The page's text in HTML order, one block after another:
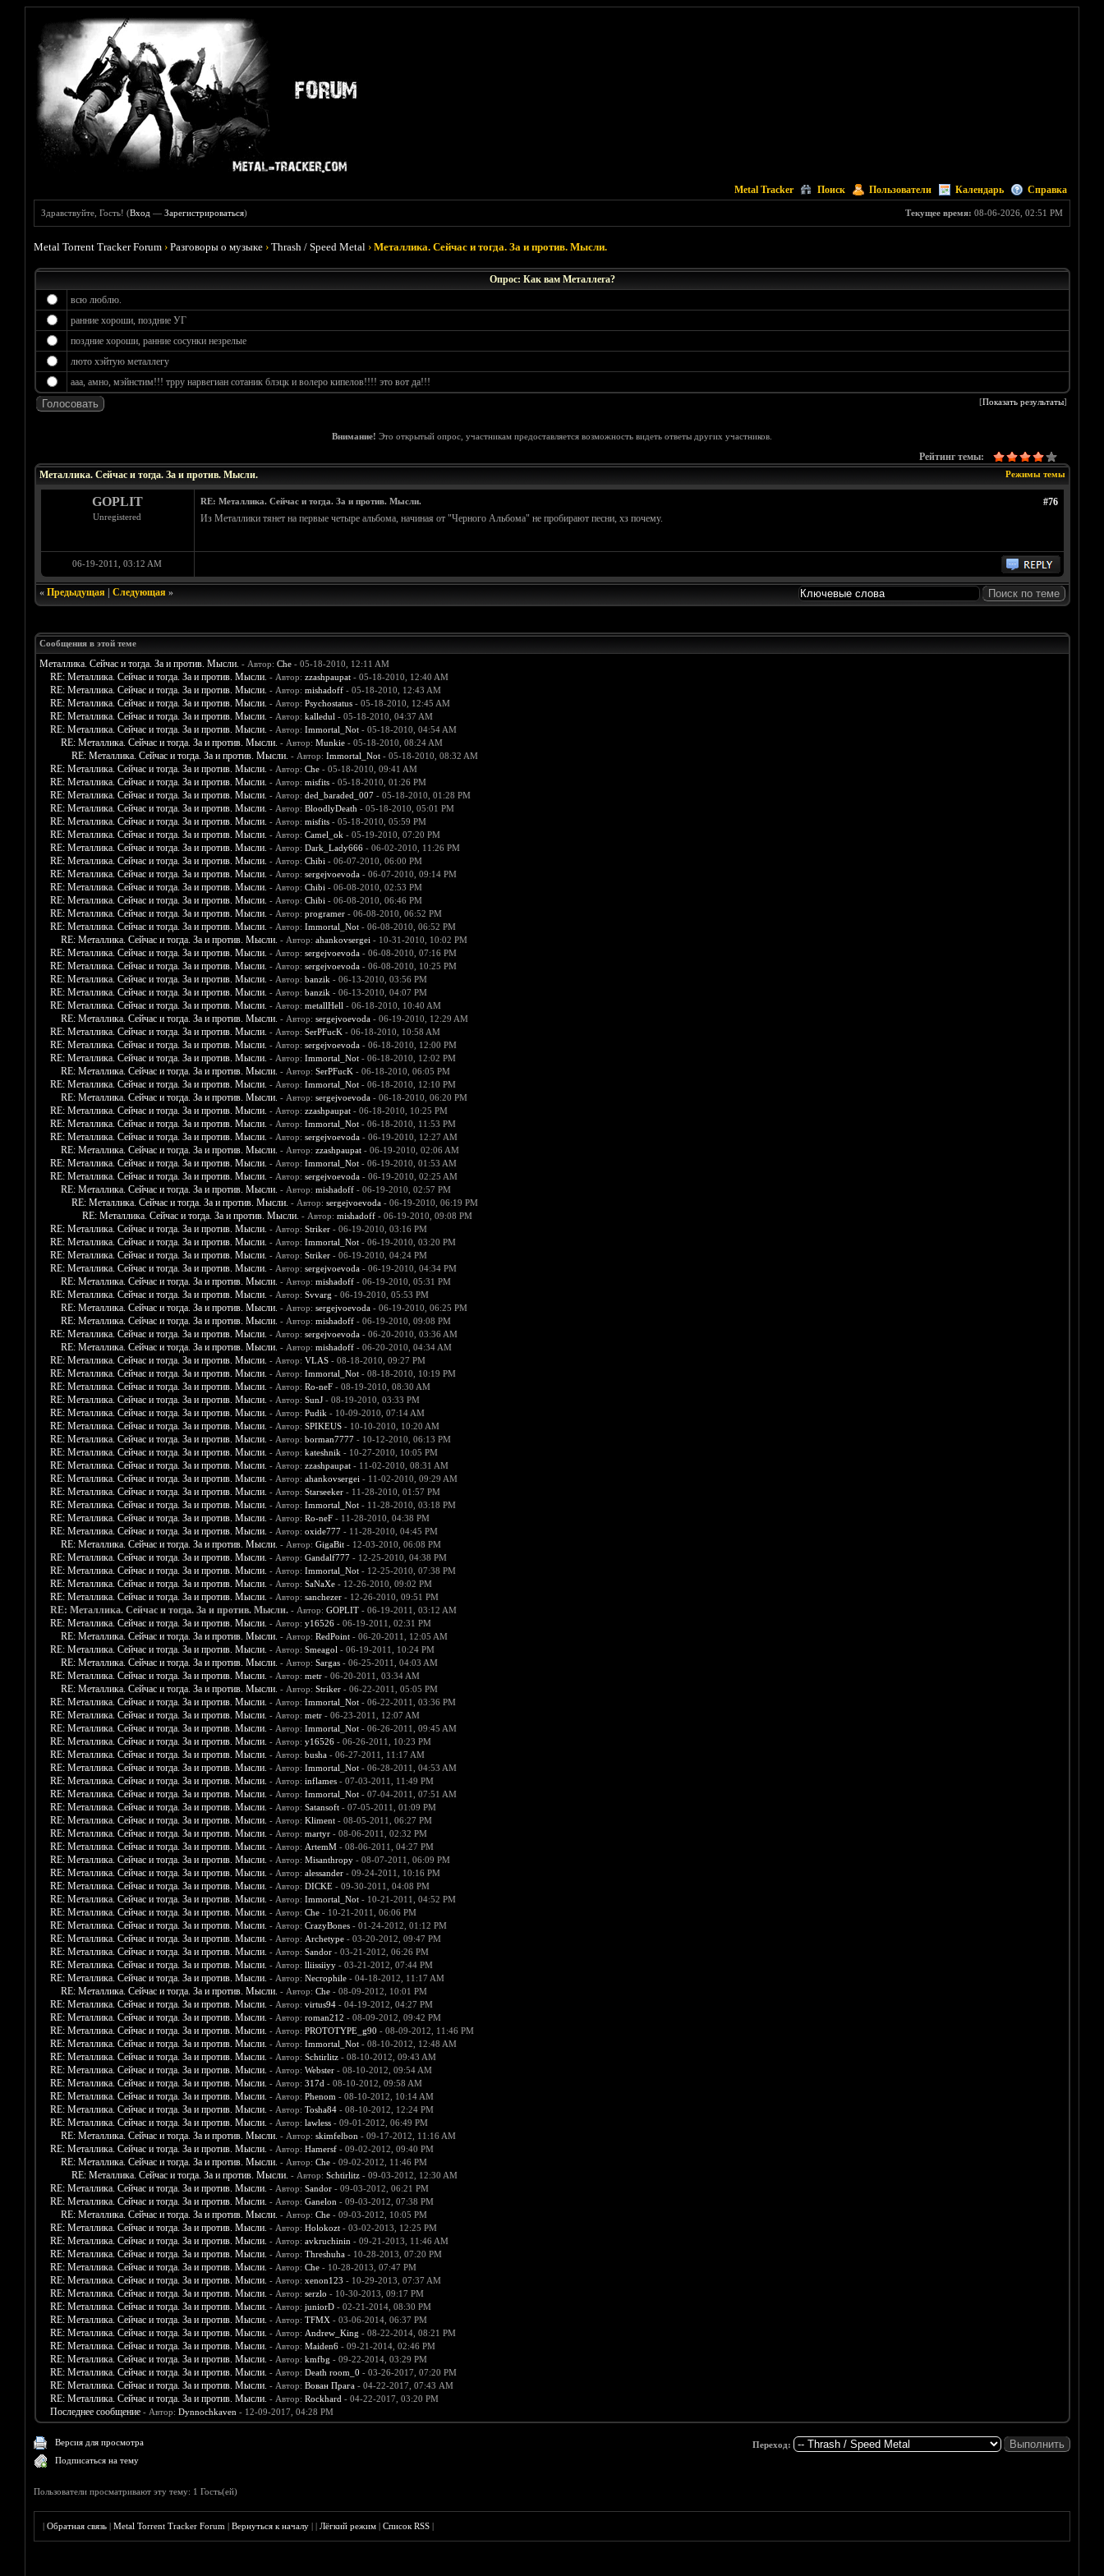
Metal Tracker Поиск Пользователи Календарь Справка
Текущее время: 08-06-2026, 02:51 PM
Здравствуйте, Гость! (Вход —Зарегистрироваться)
Metal Torrent Tracker Forum ›Разговоры о музыке ›Thrash / Speed Metal ›Металлика. Сейчас и тогда. За и против. Мысли.
Опрос: Как вам Металлега?
всю люблю.
ранние хороши, поздние УГ
поздние хороши, ранние сосунки незрелые
люто хэйтую металлегу
ааа, амно, мэйнстим!!! трру нарвегиан сотаник блэцк и волеро кипелов!!!! это вот да!!!
[Показать результаты]
Внимание! Это открытый опрос, участникам предоставляется возможность видеть ответы других участников.
Рейтинг темы:
Режимы темы
Металлика. Сейчас и тогда. За и против. Мысли.
GOPLIT
Unregistered
#76
RE: Металлика. Сейчас и тогда. За и против. Мысли.
Из Металлики тянет на первые четыре альбома, начиная от "Черного Альбома" не пробирают песни, хз почему.
06-19-2011, 03:12 AM
« Предыдущая| Следующая»
Сообщения в этой теме
Металлика. Сейчас и тогда. За и против. Мысли. - Автор: Che- 05-18-2010, 12:11 AM
RE: Металлика. Сейчас и тогда. За и против. Мысли. - Автор: zzashpaupat- 05-18-2010, 12:40 AM
RE: Металлика. Сейчас и тогда. За и против. Мысли. - Автор: mishadoff- 05-18-2010, 12:43 AM
RE: Металлика. Сейчас и тогда. За и против. Мысли. - Автор: Psychostatus- 05-18-2010, 12:45 AM
RE: Металлика. Сейчас и тогда. За и против. Мысли. - Автор: kalledul - 05-18-2010, 04:37 AM
RE: Металлика. Сейчас и тогда. За и против. Мысли. - Автор: Immortal_Not- 05-18-2010, 04:54 AM
RE: Металлика. Сейчас и тогда. За и против. Мысли. - Автор: Munkie- 05-18-2010, 08:24 AM
RE: Металлика. Сейчас и тогда. За и против. Мысли. - Автор: Immortal_Not- 05-18-2010, 08:32 AM
RE: Металлика. Сейчас и тогда. За и против. Мысли. - Автор: Che- 05-18-2010, 09:41 AM
RE: Металлика. Сейчас и тогда. За и против. Мысли. - Автор: misfits- 05-18-2010, 01:26 PM
RE: Металлика. Сейчас и тогда. За и против. Мысли. - Автор: ded_baraded_007- 05-18-2010, 01:28 PM
RE: Металлика. Сейчас и тогда. За и против. Мысли. - Автор: BloodlyDeath - 05-18-2010, 05:01 PM
RE: Металлика. Сейчас и тогда. За и против. Мысли. - Автор: misfits- 05-18-2010, 05:59 PM
RE: Металлика. Сейчас и тогда. За и против. Мысли. - Автор: Camel_ok - 05-19-2010, 07:20 PM
RE: Металлика. Сейчас и тогда. За и против. Мысли. - Автор: Dark_Lady666- 06-02-2010, 11:26 PM
RE: Металлика. Сейчас и тогда. За и против. Мысли. - Автор: Chibi - 06-07-2010, 06:00 PM
RE: Металлика. Сейчас и тогда. За и против. Мысли. - Автор: sergejvoevoda- 06-07-2010, 09:14 PM
RE: Металлика. Сейчас и тогда. За и против. Мысли. - Автор: Chibi - 06-08-2010, 02:53 PM
RE: Металлика. Сейчас и тогда. За и против. Мысли. - Автор: Chibi - 06-08-2010, 06:46 PM
RE: Металлика. Сейчас и тогда. За и против. Мысли. - Автор: programer- 06-08-2010, 06:52 PM
RE: Металлика. Сейчас и тогда. За и против. Мысли. - Автор: Immortal_Not- 06-08-2010, 06:52 PM
RE: Металлика. Сейчас и тогда. За и против. Мысли. - Автор: ahankovsergei - 10-31-2010, 10:02 PM
RE: Металлика. Сейчас и тогда. За и против. Мысли. - Автор: sergejvoevoda- 06-08-2010, 07:16 PM
RE: Металлика. Сейчас и тогда. За и против. Мысли. - Автор: sergejvoevoda- 06-08-2010, 10:25 PM
RE: Металлика. Сейчас и тогда. За и против. Мысли. - Автор: banzik - 06-13-2010, 03:56 PM
RE: Металлика. Сейчас и тогда. За и против. Мысли. - Автор: banzik - 06-13-2010, 04:07 PM
RE: Металлика. Сейчас и тогда. За и против. Мысли. - Автор: metallHell - 06-18-2010, 10:40 AM
RE: Металлика. Сейчас и тогда. За и против. Мысли. - Автор: sergejvoevoda- 06-19-2010, 12:29 AM
RE: Металлика. Сейчас и тогда. За и против. Мысли. - Автор: SerPFucK- 06-18-2010, 10:58 AM
RE: Металлика. Сейчас и тогда. За и против. Мысли. - Автор: sergejvoevoda- 06-18-2010, 12:00 PM
RE: Металлика. Сейчас и тогда. За и против. Мысли. - Автор: Immortal_Not- 06-18-2010, 12:02 PM
RE: Металлика. Сейчас и тогда. За и против. Мысли. - Автор: SerPFucK- 06-18-2010, 06:05 PM
RE: Металлика. Сейчас и тогда. За и против. Мысли. - Автор: Immortal_Not- 06-18-2010, 12:10 PM
RE: Металлика. Сейчас и тогда. За и против. Мысли. - Автор: sergejvoevoda- 06-18-2010, 06:20 PM
RE: Металлика. Сейчас и тогда. За и против. Мысли. - Автор: zzashpaupat- 06-18-2010, 10:25 PM
RE: Металлика. Сейчас и тогда. За и против. Мысли. - Автор: Immortal_Not- 06-18-2010, 11:53 PM
RE: Металлика. Сейчас и тогда. За и против. Мысли. - Автор: sergejvoevoda- 06-19-2010, 12:27 AM
RE: Металлика. Сейчас и тогда. За и против. Мысли. - Автор: zzashpaupat- 06-19-2010, 02:06 AM
RE: Металлика. Сейчас и тогда. За и против. Мысли. - Автор: Immortal_Not- 06-19-2010, 01:53 AM
RE: Металлика. Сейчас и тогда. За и против. Мысли. - Автор: sergejvoevoda- 06-19-2010, 02:25 AM
RE: Металлика. Сейчас и тогда. За и против. Мысли. - Автор: mishadoff- 06-19-2010, 02:57 PM
RE: Металлика. Сейчас и тогда. За и против. Мысли. - Автор: sergejvoevoda- 06-19-2010, 06:19 PM
RE: Металлика. Сейчас и тогда. За и против. Мысли. - Автор: mishadoff- 06-19-2010, 09:08 PM
RE: Металлика. Сейчас и тогда. За и против. Мысли. - Автор: Striker- 06-19-2010, 03:16 PM
RE: Металлика. Сейчас и тогда. За и против. Мысли. - Автор: Immortal_Not- 06-19-2010, 03:20 PM
RE: Металлика. Сейчас и тогда. За и против. Мысли. - Автор: Striker- 06-19-2010, 04:24 PM
RE: Металлика. Сейчас и тогда. За и против. Мысли. - Автор: sergejvoevoda- 06-19-2010, 04:34 PM
RE: Металлика. Сейчас и тогда. За и против. Мысли. - Автор: mishadoff- 06-19-2010, 05:31 PM
RE: Металлика. Сейчас и тогда. За и против. Мысли. - Автор: Svvarg - 06-19-2010, 05:53 PM
RE: Металлика. Сейчас и тогда. За и против. Мысли. - Автор: sergejvoevoda- 06-19-2010, 06:25 PM
RE: Металлика. Сейчас и тогда. За и против. Мысли. - Автор: mishadoff- 06-19-2010, 09:08 PM
RE: Металлика. Сейчас и тогда. За и против. Мысли. - Автор: sergejvoevoda- 06-20-2010, 03:36 AM
RE: Металлика. Сейчас и тогда. За и против. Мысли. - Автор: mishadoff- 06-20-2010, 04:34 AM
RE: Металлика. Сейчас и тогда. За и против. Мысли. - Автор: VLAS- 08-18-2010, 09:27 PM
RE: Металлика. Сейчас и тогда. За и против. Мысли. - Автор: Immortal_Not- 08-18-2010, 10:19 PM
RE: Металлика. Сейчас и тогда. За и против. Мысли. - Автор: Ro-neF- 08-19-2010, 08:30 AM
RE: Металлика. Сейчас и тогда. За и против. Мысли. - Автор: SunJ- 08-19-2010, 03:33 PM
RE: Металлика. Сейчас и тогда. За и против. Мысли. - Автор: Pudik - 10-09-2010, 07:14 AM
RE: Металлика. Сейчас и тогда. За и против. Мысли. - Автор: SPIKEUS- 10-10-2010, 10:20 AM
RE: Металлика. Сейчас и тогда. За и против. Мысли. - Автор: borman7777- 10-12-2010, 06:13 PM
RE: Металлика. Сейчас и тогда. За и против. Мысли. - Автор: kateshnik - 10-27-2010, 10:05 PM
RE: Металлика. Сейчас и тогда. За и против. Мысли. - Автор: zzashpaupat- 11-02-2010, 08:31 AM
RE: Металлика. Сейчас и тогда. За и против. Мысли. - Автор: ahankovsergei - 11-02-2010, 09:29 AM
RE: Металлика. Сейчас и тогда. За и против. Мысли. - Автор: Starseeker- 11-28-2010, 01:57 PM
RE: Металлика. Сейчас и тогда. За и против. Мысли. - Автор: Immortal_Not- 11-28-2010, 03:18 PM
RE: Металлика. Сейчас и тогда. За и против. Мысли. - Автор: Ro-neF- 11-28-2010, 04:38 PM
RE: Металлика. Сейчас и тогда. За и против. Мысли. - Автор: oxide777- 11-28-2010, 04:45 PM
RE: Металлика. Сейчас и тогда. За и против. Мысли. - Автор: GigaBit- 12-03-2010, 06:08 PM
RE: Металлика. Сейчас и тогда. За и против. Мысли. - Автор: Gandalf777- 12-25-2010, 04:38 PM
RE: Металлика. Сейчас и тогда. За и против. Мысли. - Автор: Immortal_Not- 12-25-2010, 07:38 PM
RE: Металлика. Сейчас и тогда. За и против. Мысли. - Автор: SaNaXe- 12-26-2010, 09:02 PM
RE: Металлика. Сейчас и тогда. За и против. Мысли. - Автор: sanchezer- 12-26-2010, 09:51 PM
RE: Металлика. Сейчас и тогда. За и против. Мысли. - Автор: GOPLIT- 06-19-2011, 03:12 AM
RE: Металлика. Сейчас и тогда. За и против. Мысли. - Автор: y16526- 06-19-2011, 02:31 PM
RE: Металлика. Сейчас и тогда. За и против. Мысли. - Автор: RedPoint- 06-20-2011, 12:05 AM
RE: Металлика. Сейчас и тогда. За и против. Мысли. - Автор: Smeagol - 06-19-2011, 10:24 PM
RE: Металлика. Сейчас и тогда. За и против. Мысли. - Автор: Sargas- 06-25-2011, 04:03 AM
RE: Металлика. Сейчас и тогда. За и против. Мысли. - Автор: metr- 06-20-2011, 03:34 AM
RE: Металлика. Сейчас и тогда. За и против. Мысли. - Автор: Striker- 06-22-2011, 05:05 PM
RE: Металлика. Сейчас и тогда. За и против. Мысли. - Автор: Immortal_Not- 06-22-2011, 03:36 PM
RE: Металлика. Сейчас и тогда. За и против. Мысли. - Автор: metr- 06-23-2011, 12:07 AM
RE: Металлика. Сейчас и тогда. За и против. Мысли. - Автор: Immortal_Not- 06-26-2011, 09:45 AM
RE: Металлика. Сейчас и тогда. За и против. Мысли. - Автор: y16526- 06-26-2011, 10:23 PM
RE: Металлика. Сейчас и тогда. За и против. Мысли. - Автор: busha- 06-27-2011, 11:17 AM
RE: Металлика. Сейчас и тогда. За и против. Мысли. - Автор: Immortal_Not- 06-28-2011, 04:53 AM
RE: Металлика. Сейчас и тогда. За и против. Мысли. - Автор: inflames- 07-03-2011, 11:49 PM
RE: Металлика. Сейчас и тогда. За и против. Мысли. - Автор: Immortal_Not- 07-04-2011, 07:51 AM
RE: Металлика. Сейчас и тогда. За и против. Мысли. - Автор: Satansoft- 07-05-2011, 01:09 PM
RE: Металлика. Сейчас и тогда. За и против. Мысли. - Автор: Kliment- 08-05-2011, 06:27 PM
RE: Металлика. Сейчас и тогда. За и против. Мысли. - Автор: martyr- 08-06-2011, 02:32 PM
RE: Металлика. Сейчас и тогда. За и против. Мысли. - Автор: ArtemM- 08-06-2011, 04:27 PM
RE: Металлика. Сейчас и тогда. За и против. Мысли. - Автор: Misanthropy- 08-07-2011, 06:09 PM
RE: Металлика. Сейчас и тогда. За и против. Мысли. - Автор: alessander- 09-24-2011, 10:16 PM
RE: Металлика. Сейчас и тогда. За и против. Мысли. - Автор: DICKE- 09-30-2011, 04:08 PM
RE: Металлика. Сейчас и тогда. За и против. Мысли. - Автор: Immortal_Not- 10-21-2011, 04:52 PM
RE: Металлика. Сейчас и тогда. За и против. Мысли. - Автор: Che- 10-21-2011, 06:06 PM
RE: Металлика. Сейчас и тогда. За и против. Мысли. - Автор: CrazyBones- 01-24-2012, 01:12 PM
RE: Металлика. Сейчас и тогда. За и против. Мысли. - Автор: Archetype- 03-20-2012, 09:47 PM
RE: Металлика. Сейчас и тогда. За и против. Мысли. - Автор: Sandor- 03-21-2012, 06:26 PM
RE: Металлика. Сейчас и тогда. За и против. Мысли. - Автор: lliissiiyy- 03-21-2012, 07:44 PM
RE: Металлика. Сейчас и тогда. За и против. Мысли. - Автор: Necrophile- 04-18-2012, 11:17 AM
RE: Металлика. Сейчас и тогда. За и против. Мысли. - Автор: Che- 08-09-2012, 10:01 PM
RE: Металлика. Сейчас и тогда. За и против. Мысли. - Автор: virtus94- 04-19-2012, 04:27 PM
RE: Металлика. Сейчас и тогда. За и против. Мысли. - Автор: roman212 - 08-09-2012, 09:42 PM
RE: Металлика. Сейчас и тогда. За и против. Мысли. - Автор: PROTOTYPE_g90 - 08-09-2012, 11:46 PM
RE: Металлика. Сейчас и тогда. За и против. Мысли. - Автор: Immortal_Not- 08-10-2012, 12:48 AM
RE: Металлика. Сейчас и тогда. За и против. Мысли. - Автор: Schtirlitz- 08-10-2012, 09:43 AM
RE: Металлика. Сейчас и тогда. За и против. Мысли. - Автор: Webster- 08-10-2012, 09:54 AM
RE: Металлика. Сейчас и тогда. За и против. Мысли. - Автор: 317d - 08-10-2012, 09:58 AM
RE: Металлика. Сейчас и тогда. За и против. Мысли. - Автор: Phenom - 08-10-2012, 10:14 AM
RE: Металлика. Сейчас и тогда. За и против. Мысли. - Автор: Tosha84- 08-10-2012, 12:24 PM
RE: Металлика. Сейчас и тогда. За и против. Мысли. - Автор: lawless- 09-01-2012, 06:49 PM
RE: Металлика. Сейчас и тогда. За и против. Мысли. - Автор: skimfelbon - 09-17-2012, 11:16 AM
RE: Металлика. Сейчас и тогда. За и против. Мысли. - Автор: Hamersf- 09-02-2012, 09:40 PM
RE: Металлика. Сейчас и тогда. За и против. Мысли. - Автор: Che- 09-02-2012, 11:46 PM
RE: Металлика. Сейчас и тогда. За и против. Мысли. - Автор: Schtirlitz- 09-03-2012, 12:30 AM
RE: Металлика. Сейчас и тогда. За и против. Мысли. - Автор: Sandor- 09-03-2012, 06:21 PM
RE: Металлика. Сейчас и тогда. За и против. Мысли. - Автор: Ganelon - 09-03-2012, 07:38 PM
RE: Металлика. Сейчас и тогда. За и против. Мысли. - Автор: Che- 09-03-2012, 10:05 PM
RE: Металлика. Сейчас и тогда. За и против. Мысли. - Автор: Holokozt- 03-02-2013, 12:25 PM
RE: Металлика. Сейчас и тогда. За и против. Мысли. - Автор: avkruchinin - 09-21-2013, 11:46 AM
RE: Металлика. Сейчас и тогда. За и против. Мысли. - Автор: Threshuha- 10-28-2013, 07:20 PM
RE: Металлика. Сейчас и тогда. За и против. Мысли. - Автор: Che- 10-28-2013, 07:47 PM
RE: Металлика. Сейчас и тогда. За и против. Мысли. - Автор: xenon123 - 10-29-2013, 07:37 AM
RE: Металлика. Сейчас и тогда. За и против. Мысли. - Автор: serzlo - 10-30-2013, 09:17 PM
RE: Металлика. Сейчас и тогда. За и против. Мысли. - Автор: juniorD- 02-21-2014, 08:30 PM
RE: Металлика. Сейчас и тогда. За и против. Мысли. - Автор: TFMX- 03-06-2014, 06:37 PM
RE: Металлика. Сейчас и тогда. За и против. Мысли. - Автор: Andrew_King - 08-22-2014, 08:21 PM
RE: Металлика. Сейчас и тогда. За и против. Мысли. - Автор: Maiden6- 09-21-2014, 02:46 PM
RE: Металлика. Сейчас и тогда. За и против. Мысли. - Автор: kmfbg - 09-22-2014, 03:29 PM
RE: Металлика. Сейчас и тогда. За и против. Мысли. - Автор: Death room_0 - 03-26-2017, 07:20 PM
RE: Металлика. Сейчас и тогда. За и против. Мысли. - Автор: Вован Прага- 04-22-2017, 07:43 AM
RE: Металлика. Сейчас и тогда. За и против. Мысли. - Автор: Rockhard - 04-22-2017, 03:20 PM
Последнее сообщение - Автор: Dynnochkaven - 12-09-2017, 04:28 PM
Версия для просмотра
Подписаться на тему
Переход:
Пользователи просматривают эту тему: 1 Гость(ей)
|Обратная связь |Metal Torrent Tracker Forum |Вернуться к началу ||Лёгкий режим |Список RSS |